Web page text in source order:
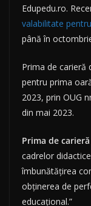
Edupedu.ro.
valabilitate
până în
Prima de carieră
pentru prima
2023, prin OUG
din mai 2023.
Prima de
cadrelor
îmbunătățirea
obținerea de
educațional.”